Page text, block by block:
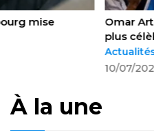
Omar Artan, refoulé aux
plus célèbre du monde
Actualités Football
À la une